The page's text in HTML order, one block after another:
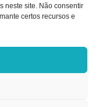
neste site. Não consentir
certos recursos e